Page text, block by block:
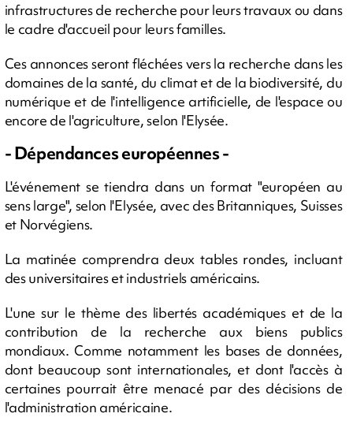
infrastructures de recherche pour leurs travaux ou dans
le cadre d'accueil pour leurs familles.
Ces annonces seront fléchées vers la recherche dans les
domaines de la santé, du climat et de la biodiversité, du
numérique et de l'intelligence artificielle, de l'espace ou
encore de l'agriculture, selon l'Elysée.
- Dépendances européennes -
L'événement se tiendra dans un format "européen au
sens large", selon l'Elysée, avec des Britanniques, Suisses
et Norvégiens.
La matinée comprendra deux tables rondes, incluant
des universitaires et industriels américains.
L'une sur le thème des libertés académiques et de la
contribution de la recherche aux biens publics
mondiaux. Comme notamment les bases de données,
dont beaucoup sont internationales, et dont l'accès à
certaines pourrait être menacé par des décisions de
l'administration américaine.